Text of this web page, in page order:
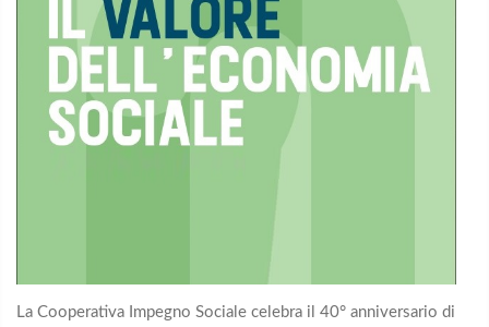
La Cooperativa Impegno Sociale celebra il 40° anniversario di